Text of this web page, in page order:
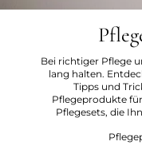
Bei richtiger Pflege
lang halten.
Tipps und
Pflegeprodukte
Pflegesets, die